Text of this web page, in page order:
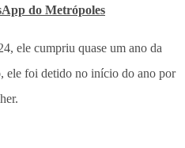
do Metrópoles
ele cumpriu quase um ano da
ele foi detido no início do ano por